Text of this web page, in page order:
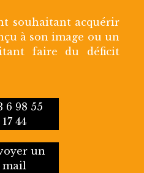
souhaitant acquérir
à son image ou un
faire du déficit
6 98 55
17 44
un
mail